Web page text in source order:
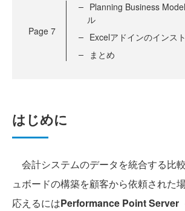
Page 7
Planning Business
ル
Excelアドインのインス
まとめ
はじめに
会計システムのデータを統合する比
ュボードの構築を顧客から依頼された
応えるにはPerformance Point Server